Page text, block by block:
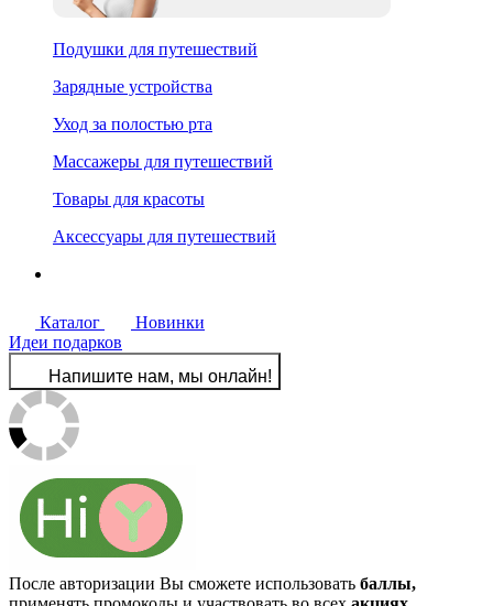
Подушки для путешествий
Зарядные устройства
Уход за полостью рта
Массажеры для путешествий
Товары для красоты
Аксессуары для путешествий
Каталог
Новинки
Идеи подарков
Напишите нам, мы онлайн!
После авторизации Вы сможете использовать баллы,